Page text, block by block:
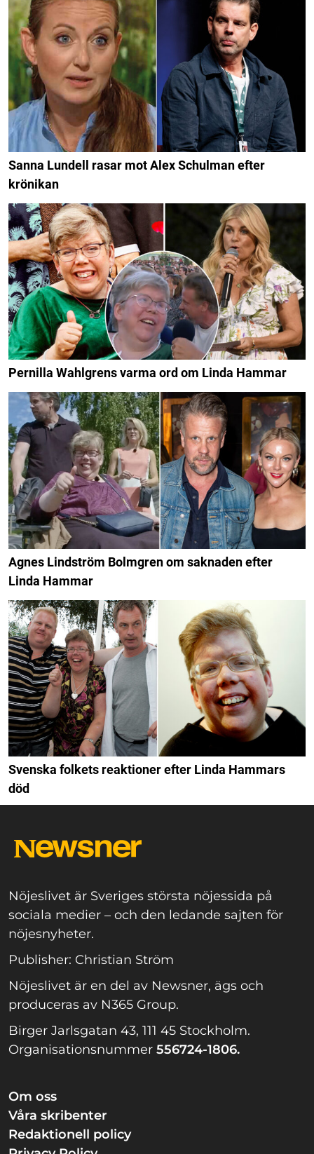
Sanna Lundell rasar mot Alex Schulman efter
krönikan
Pernilla Wahlgrens varma ord om Linda Hammar
Agnes Lindström Bolmgren om saknaden efter
Linda Hammar
Svenska folkets reaktioner efter Linda Hammars
död
Nöjeslivet är Sveriges största nöjessida på
sociala medier – och den ledande sajten för
nöjesnyheter.
Publisher: Christian Ström
Nöjeslivet är en del av Newsner, ägs och
produceras av N365 Group.
Birger Jarlsgatan 43, 111 45 Stockholm.
Organisationsnummer 556724-1806.
Om oss
Våra skribenter
Redaktionell policy